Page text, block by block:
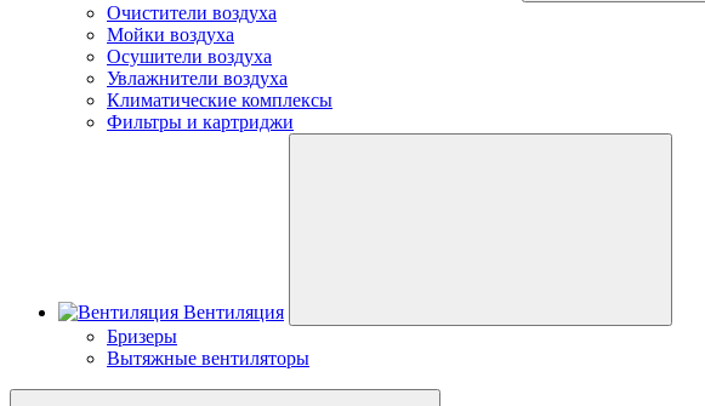
Очистители воздуха
Мойки воздуха
Осушители воздуха
Увлажнители воздуха
Климатические комплексы
Фильтры и картриджи
Вентиляция
Бризеры
Вытяжные вентиляторы